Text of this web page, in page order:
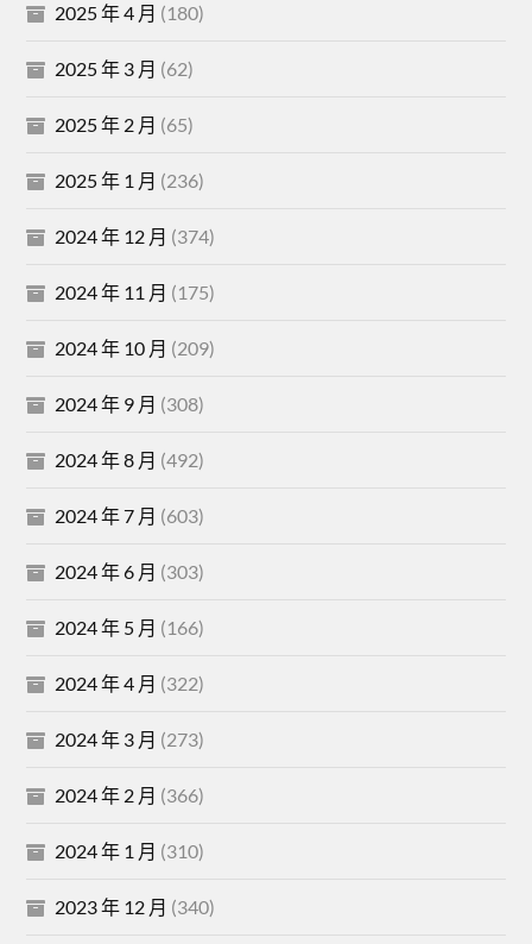
2025 年 4 月 (180)
2025 年 3 月 (62)
2025 年 2 月 (65)
2025 年 1 月 (236)
2024 年 12 月 (374)
2024 年 11 月 (175)
2024 年 10 月 (209)
2024 年 9 月 (308)
2024 年 8 月 (492)
2024 年 7 月 (603)
2024 年 6 月 (303)
2024 年 5 月 (166)
2024 年 4 月 (322)
2024 年 3 月 (273)
2024 年 2 月 (366)
2024 年 1 月 (310)
2023 年 12 月 (340)